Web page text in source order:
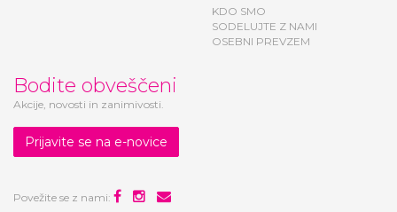
KDO SMO
SODELUJTE Z NAMI
OSEBNI PREVZEM
Bodite obveščeni
Akcije, novosti in zanimivosti.
Prijavite se na e-novice
Povežite se z nami: